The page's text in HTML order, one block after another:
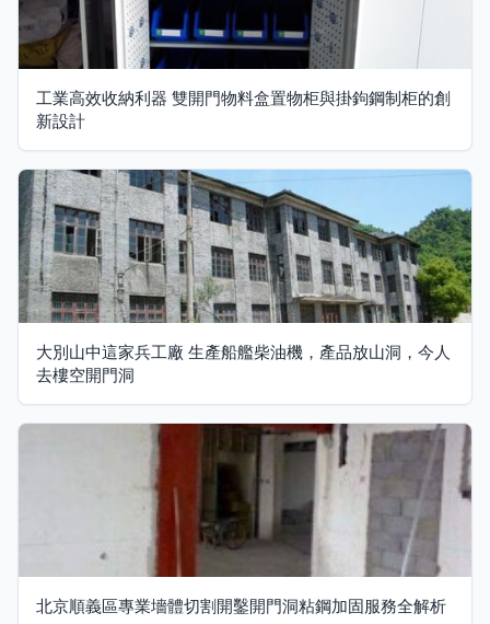
工業高效收納利器 雙開門物料盒置物柜與掛鉤鋼制柜的創
新設計
大別山中這家兵工廠 生產船艦柴油機，產品放山洞，今人
去樓空開門洞
北京順義區專業墻體切割開鑿開門洞粘鋼加固服務全解析